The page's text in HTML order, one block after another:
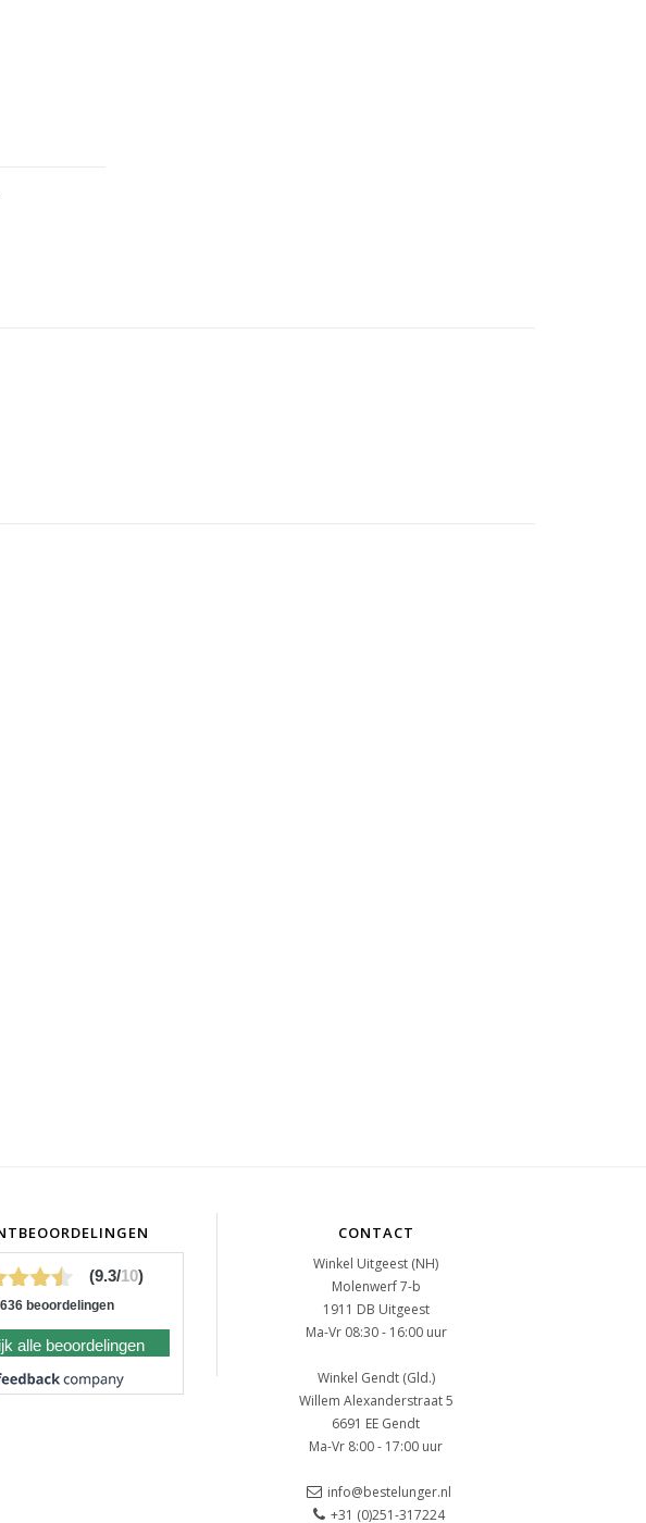
(9.3/10)
636 beoordelingen
alle beoordelingen
CONTACT
Winkel Uitgeest (NH)
Molenwerf 7-b
1911 DB Uitgeest
Ma-Vr 08:30 - 16:00 uur
Winkel Gendt (Gld.)
Willem Alexanderstraat 5
6691 EE Gendt
Ma-Vr 8:00 - 17:00 uur
info@bestelunger.nl
+31 (0)251-317224